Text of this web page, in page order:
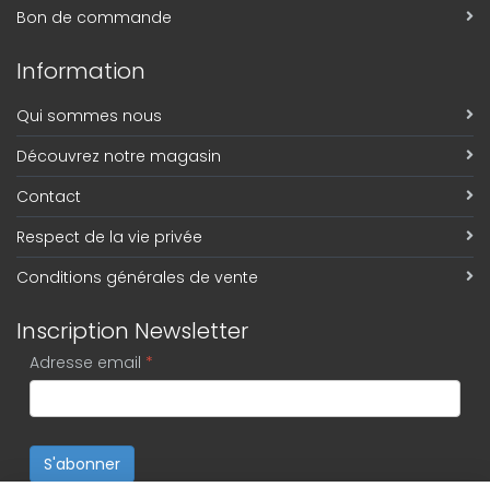
Bon de commande
Information
Qui sommes nous
Découvrez notre magasin
Contact
Respect de la vie privée
Conditions générales de vente
Inscription Newsletter
Adresse email *
S'abonner